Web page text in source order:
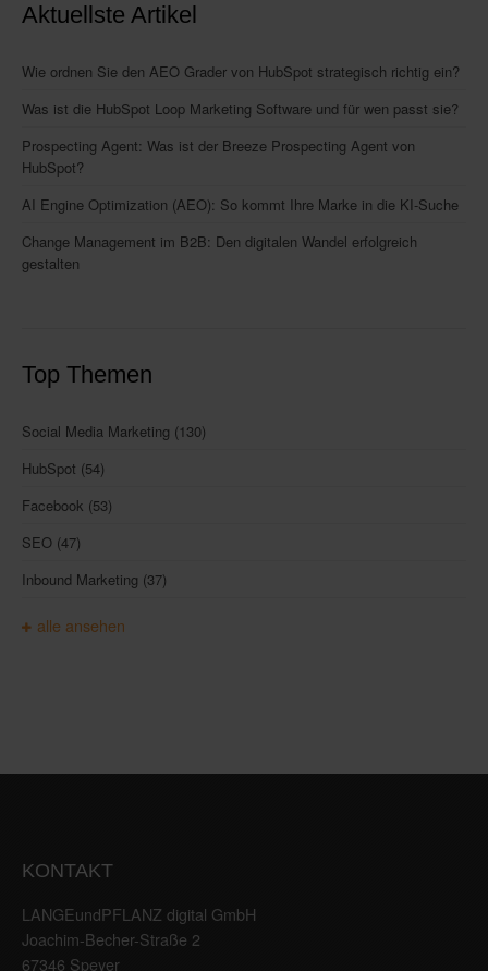
Aktuellste Artikel
Wie ordnen Sie den AEO Grader von HubSpot strategisch richtig ein?
Was ist die HubSpot Loop Marketing Software und für wen passt sie?
Prospecting Agent: Was ist der Breeze Prospecting Agent von
HubSpot?
AI Engine Optimization (AEO): So kommt Ihre Marke in die KI-Suche
Change Management im B2B: Den digitalen Wandel erfolgreich
gestalten
Top Themen
Social Media Marketing (130)
HubSpot (54)
Facebook (53)
SEO (47)
Inbound Marketing (37)
alle ansehen
KONTAKT
LANGEundPFLANZ digital GmbH
Joachim-Becher-Straße 2
67346 Speyer